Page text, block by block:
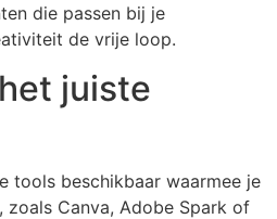
die passen bij je
de vrije loop.
juiste
tools beschikbaar waarmee je
zoals Canva, Adobe Spark of